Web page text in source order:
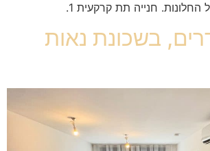
חנייה תת קרקעית 1.
3 חדרים, בשכונת נאות